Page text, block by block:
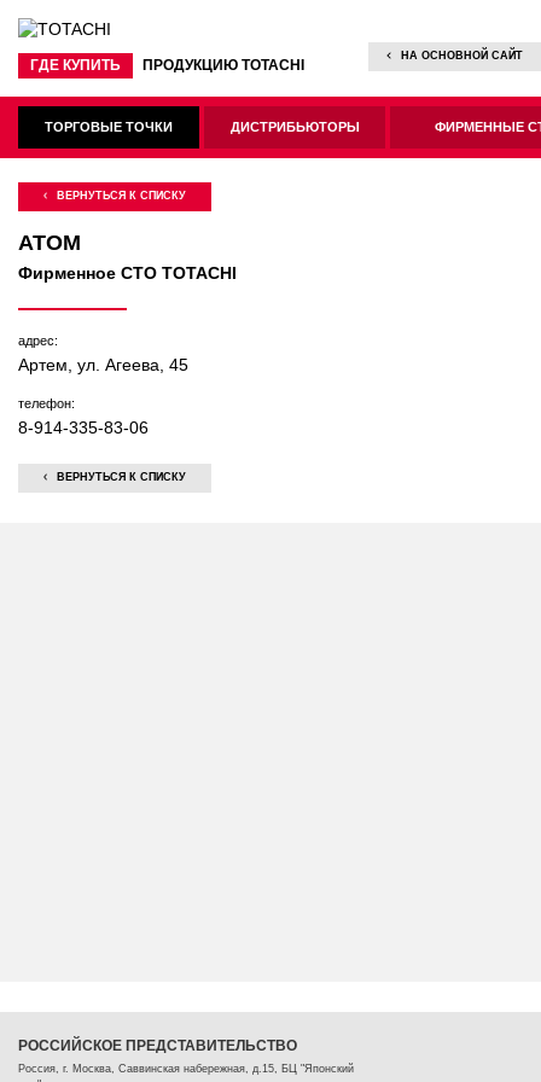
ГДЕ КУПИТЬ ПРОДУКЦИЮ TOTACHI
НА ОСНОВНОЙ САЙТ
ТОРГОВЫЕ ТОЧКИ ДИСТРИБЬЮТОРЫ ФИРМЕННЫЕ
ВЕРНУТЬСЯ К СПИСКУ
АТОМ
Фирменное СТО TOTACHI
адрес:
Артем, ул. Агеева, 45
телефон:
8-914-335-83-06
ВЕРНУТЬСЯ К СПИСКУ
РОССИЙСКОЕ ПРЕДСТАВИТЕЛЬСТВО
Россия, г. Москва, Саввинская набережная, д.15, БЦ "Японский